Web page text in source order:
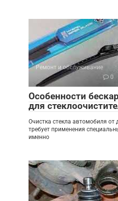
Ремонт и обслуживание
0
Особенности
для
Очистка стекла автомобиля от
требует применения
именно